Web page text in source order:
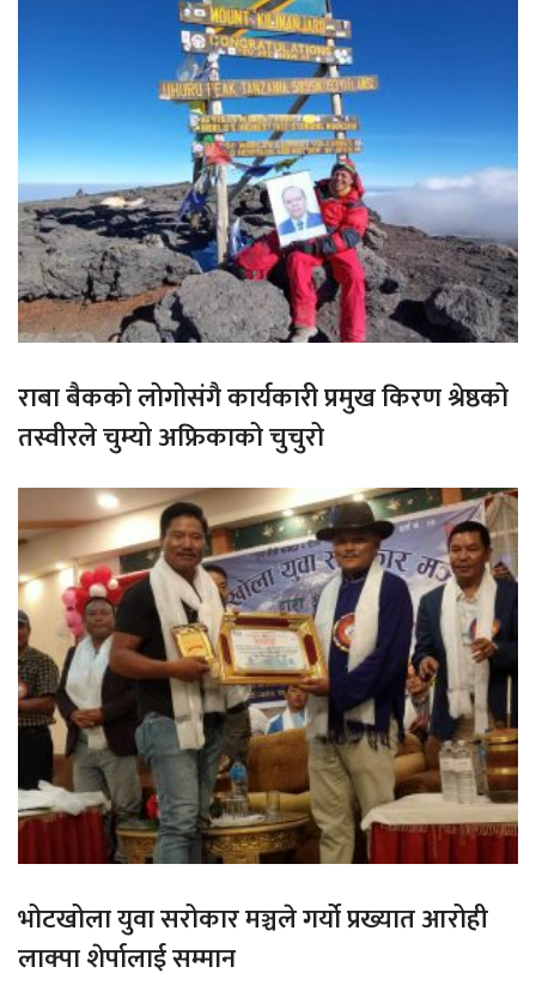
राबा बैकको लोगोसंगै कार्यकारी प्रमुख किरण श्रेष्ठको
तस्वीरले चुम्यो अफ्रिकाको चुचुरो
भोटखोला युवा सरोकार मञ्चले गर्यो प्रख्यात आरोही
लाक्पा शेर्पालाई सम्मान